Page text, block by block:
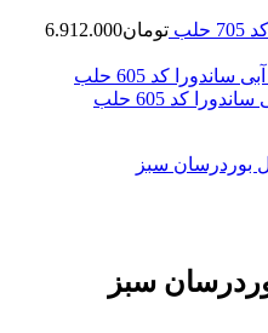
تومان6.912.000
کد 605 حلب
سبز